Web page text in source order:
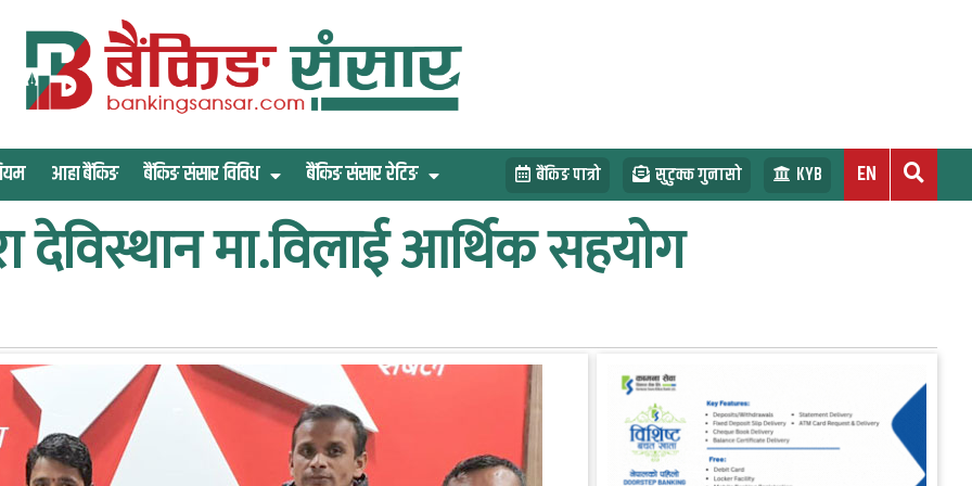
आहा बैंकिङ बैंकिङ संसार विविध बैंकिङ संसार रेटिङ बैंकिङ पात्रो सुटुक्क गुनासो KYB EN
देविस्थान मा.विलाई आर्थिक सहयोग